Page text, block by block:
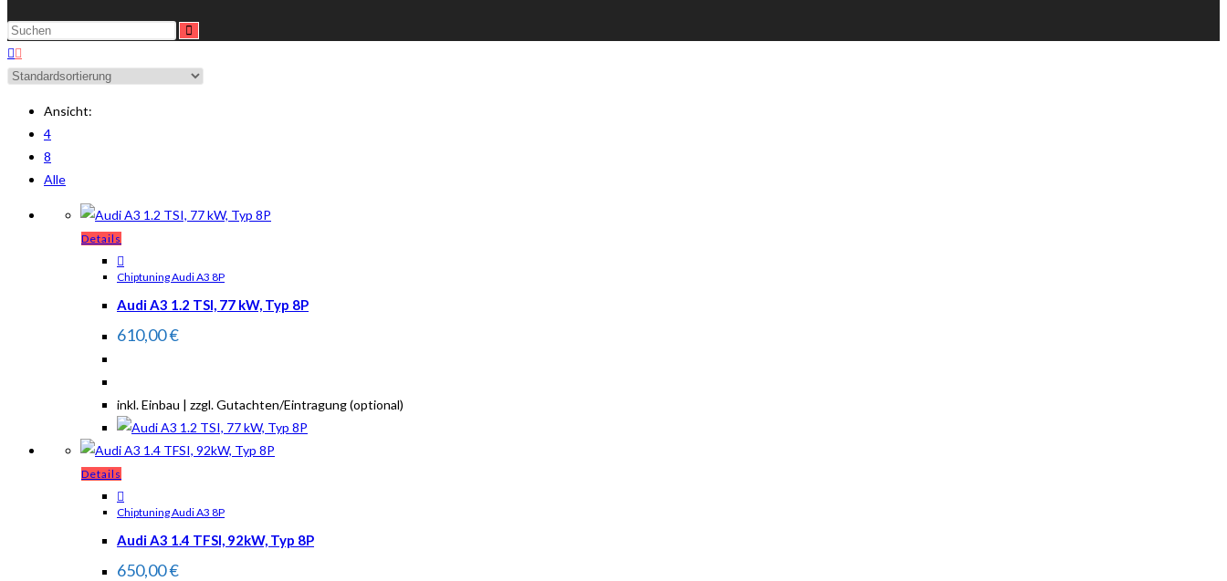
Ansicht:
4
8
Alle
Details
Chiptuning Audi A3 8P
Audi A3 1.2 TSI, 77 kW, Typ 8P
610,00€
inkl. Einbau | zzgl. Gutachten/Eintragung (optional)
Details
Chiptuning Audi A3 8P
Audi A3 1.4 TFSI, 92kW, Typ 8P
650,00€